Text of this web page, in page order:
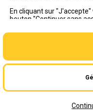
La Poste Groupe
En cliquant sur
bouton "Continuer sans
seront déposés. Vous
ou obtenir plus